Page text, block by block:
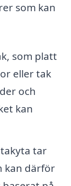
som kan
som platt
eller tak
och
kan
tar
kan därför